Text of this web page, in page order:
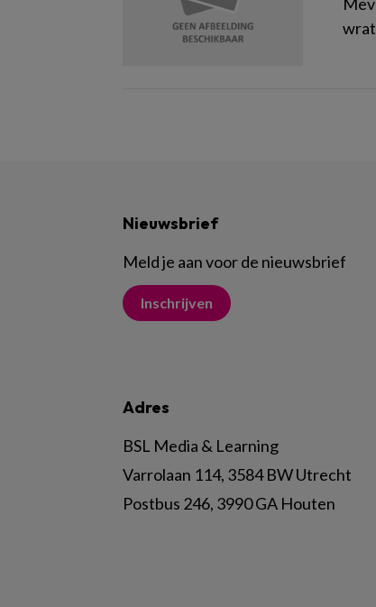
Nieuwsbrief
Meld je aan voor de nieuwsbrief
Inschrijven
Adres
BSL Media & Learning
Varrolaan 114, 3584 BW Utrecht
Postbus 246, 3990 GA Houten